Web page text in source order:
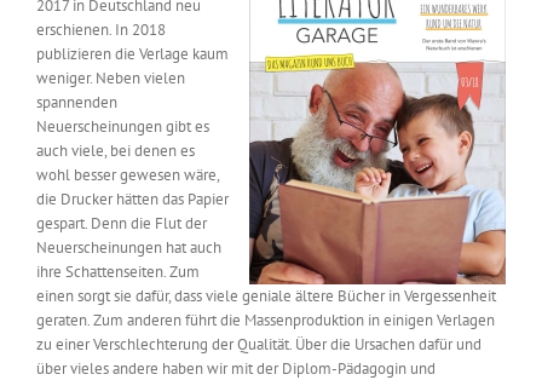
2017 in Deutschland neu
erschienen. In 2018
publizieren die Verlage kaum
weniger. Neben vielen
spannenden
Neuerscheinungen gibt es
auch viele, bei denen es
wohl besser gewesen wäre,
die Drucker hätten das Papier
gespart. Denn die Flut der
Neuerscheinungen hat auch
ihre Schattenseiten. Zum
einen sorgt sie dafür, dass viele geniale ältere Bücher in Vergessenheit
geraten. Zum anderen führt die Massenproduktion in einigen Verlagen
zu einer Verschlechterung der Qualität. Über die Ursachen dafür und
über vieles andere haben wir mit der Diplom-Pädagogin und